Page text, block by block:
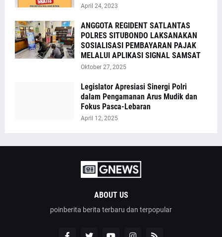
April 24, 2023
ANGGOTA REGIDENT SATLANTAS
POLRES SITUBONDO LAKSANAKAN
SOSIALISASI PEMBAYARAN PAJAK
MELALUI APLIKASI SIGNAL SAMSAT
Oktober 27, 2025
Legislator Apresiasi Sinergi Polri
dalam Pengamanan Arus Mudik dan
Fokus Pasca-Lebaran
April 12, 2025
ABOUT US
poinberita berita terbaru dan terpopular